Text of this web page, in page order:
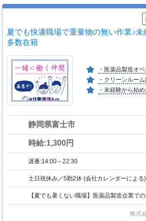
夏でも快適職場で重量物の無い作業♪
多数在籍
・医薬品製造オ
・クリーンルー
・未経験から始
静岡県富士市
時給:1,300円
遅番:14:00～22:30
土日祝休み／5勤2休 (会社カレンダーによる
【夏でも暑くない職場】医薬品製造企業で
株式